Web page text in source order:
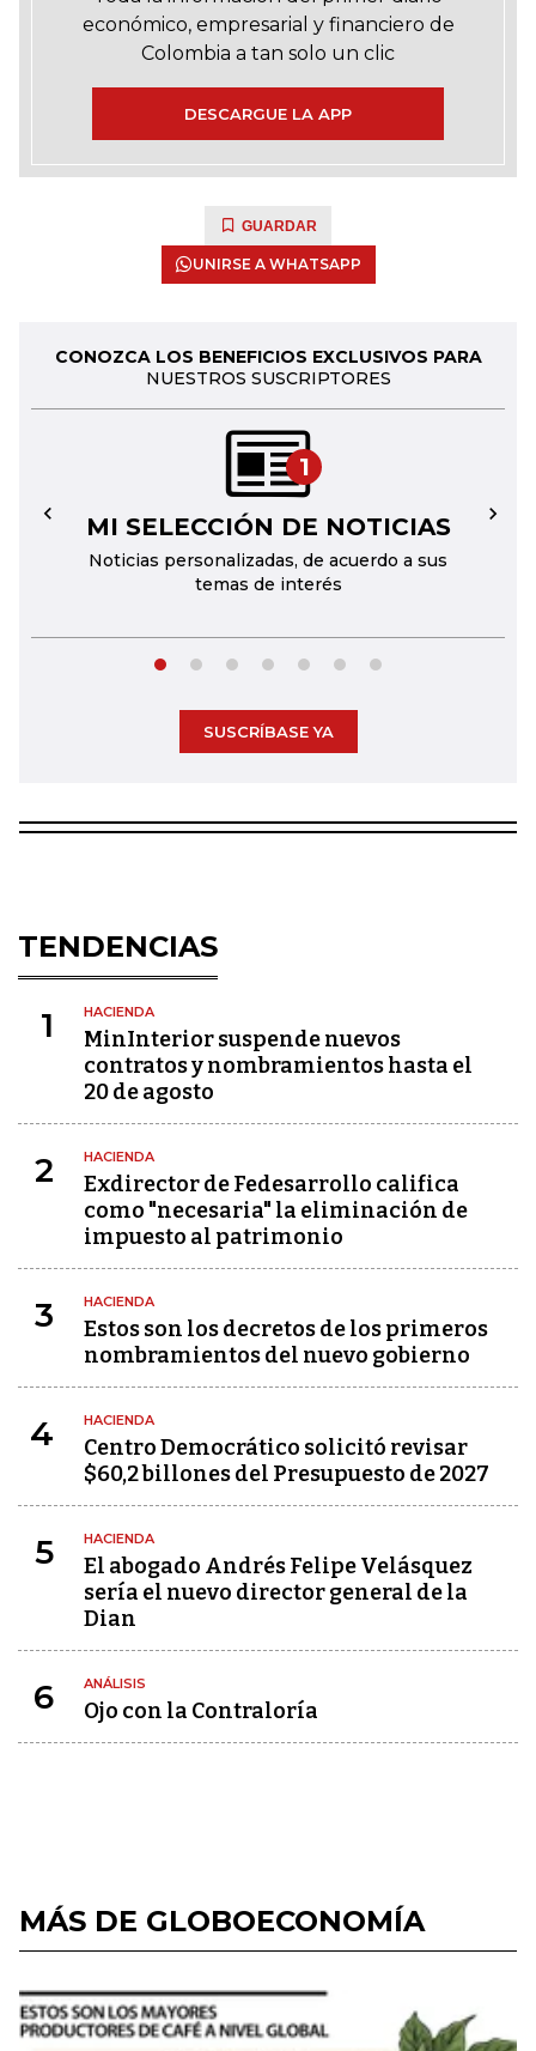
económico, empresarial y financiero de
Colombia a tan solo un clic
DESCARGUE LA APP
GUARDAR
UNIRSE A WHATSAPP
CONOZCA LOS BENEFICIOS EXCLUSIVOS PARA
NUESTROS SUSCRIPTORES
1
MI SELECCIÓN DE NOTICIAS
Noticias personalizadas, de acuerdo a sus
temas de interés
← →
SUSCRÍBASE YA
TENDENCIAS
1 HACIENDA
MinInterior suspende nuevos
contratos y nombramientos hasta el
20 de agosto
2 HACIENDA
Exdirector de Fedesarrollo califica
como "necesaria" la eliminación de
impuesto al patrimonio
3 HACIENDA
Estos son los decretos de los primeros
nombramientos del nuevo gobierno
4 HACIENDA
Centro Democrático solicitó revisar
$60,2 billones del Presupuesto de 2027
5 HACIENDA
El abogado Andrés Felipe Velásquez
sería el nuevo director general de la
Dian
6 ANÁLISIS
Ojo con la Contraloría
MÁS DE GLOBOECONOMÍA